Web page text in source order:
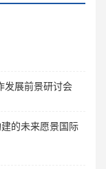
发展前景研讨会
的未来愿景国际